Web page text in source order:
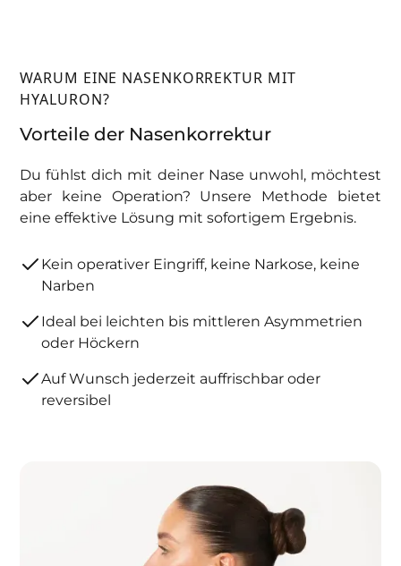
WARUM EINE NASENKORREKTUR MIT
HYALURON?
Vorteile der Nasenkorrektur
Du fühlst dich mit deiner Nase unwohl, möchtest
aber keine Operation? Unsere Methode bietet
eine effektive Lösung mit sofortigem Ergebnis.
Kein operativer Eingriff, keine Narkose, keine
Narben
Ideal bei leichten bis mittleren Asymmetrien
oder Höckern
Auf Wunsch jederzeit auffrischbar oder
reversibel